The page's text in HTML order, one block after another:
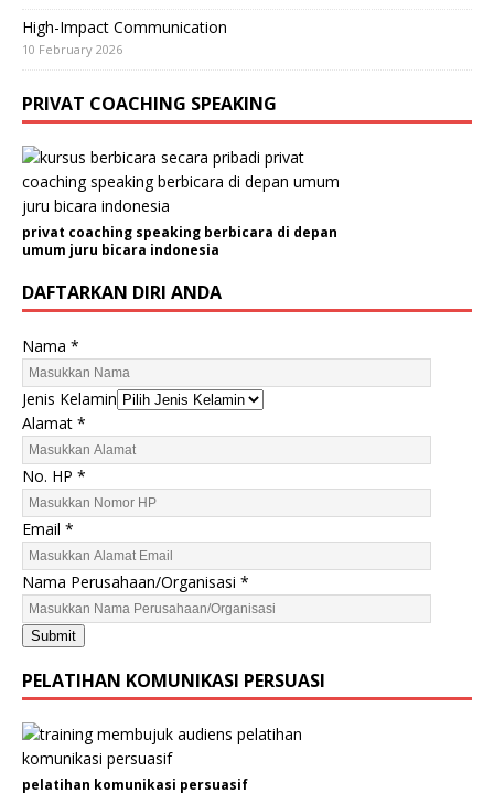
High-Impact Communication
10 February 2026
PRIVAT COACHING SPEAKING
privat coaching speaking berbicara di depan
umum juru bicara indonesia
DAFTARKAN DIRI ANDA
N
a
m
a
N
a
m
a
A
l
a
m
Nama *
Jenis Kelamin
Alamat *
No. HP *
Email *
Nama Perusahaan/Organisasi *
Submit
PELATIHAN KOMUNIKASI PERSUASI
pelatihan komunikasi persuasif